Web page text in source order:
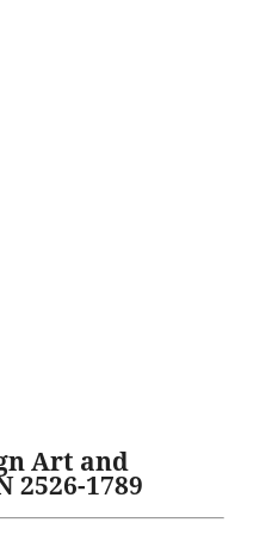
Art and
2526-1789